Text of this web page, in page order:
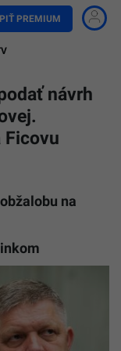
PREMIUM
návrh
Ficovu
na